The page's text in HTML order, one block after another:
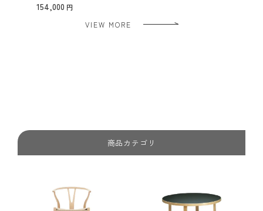
154,000
VIEW MORE
商品カテゴリ